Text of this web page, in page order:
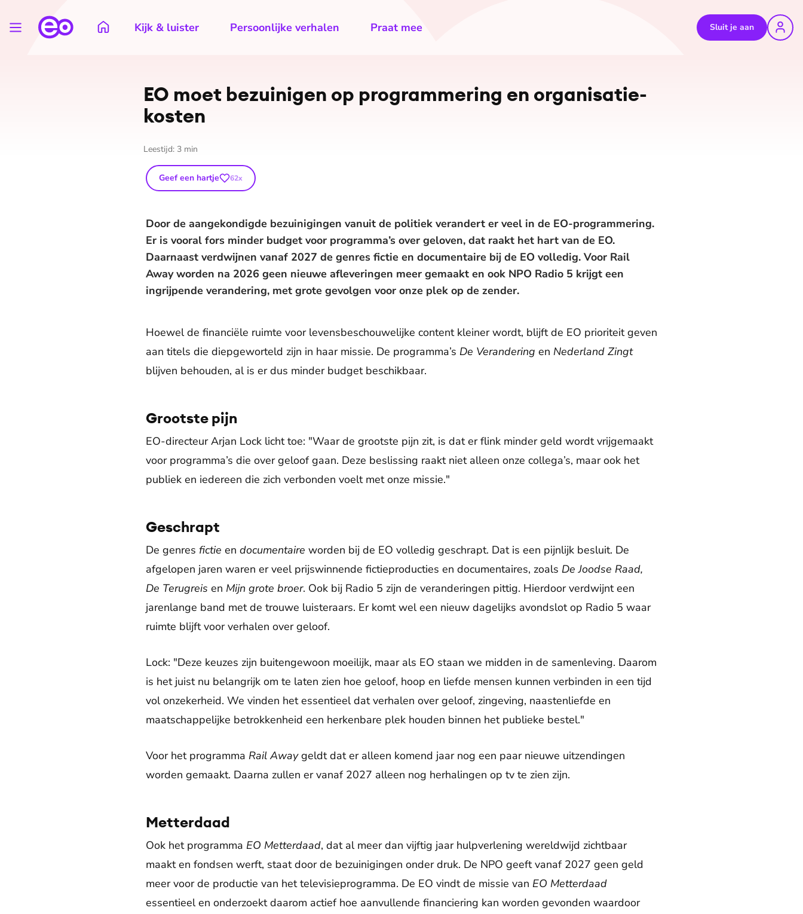
Kijk & luister Persoonlijke verhalen Praat mee Sluit je aan
EO moet bezuinigen op pro­gram­me­ring en or­ga­ni­sa­tie­
kos­ten
Leestijd: 3 min
Geef een hartje 62x
Door de aangekondigde bezuinigingen vanuit de politiek verandert er veel in de EO-programmering.
Er is vooral fors minder budget voor programma’s over geloven, dat raakt het hart van de EO.
Daarnaast verdwijnen vanaf 2027 de genres fictie en documentaire bij de EO volledig. Voor Rail
Away worden na 2026 geen nieuwe afleveringen meer gemaakt en ook NPO Radio 5 krijgt een
ingrijpende verandering, met grote gevolgen voor onze plek op de zender.
Hoewel de financiële ruimte voor levensbeschouwelijke content kleiner wordt, blijft de EO prioriteit geven
aan titels die diepgeworteld zijn in haar missie. De programma’s De Verandering en Nederland Zingt
blijven behouden, al is er dus minder budget beschikbaar.
Grootste pijn
EO-directeur Arjan Lock licht toe: "Waar de grootste pijn zit, is dat er flink minder geld wordt vrijgemaakt
voor programma’s die over geloof gaan. Deze beslissing raakt niet alleen onze collega’s, maar ook het
publiek en iedereen die zich verbonden voelt met onze missie."
Geschrapt
De genres fictie en documentaire worden bij de EO volledig geschrapt. Dat is een pijnlijk besluit. De
afgelopen jaren waren er veel prijswinnende fictieproducties en documentaires, zoals De Joodse Raad,
De Terugreis en Mijn grote broer. Ook bij Radio 5 zijn de veranderingen pittig. Hierdoor verdwijnt een
jarenlange band met de trouwe luisteraars. Er komt wel een nieuw dagelijks avondslot op Radio 5 waar
ruimte blijft voor verhalen over geloof.
Lock: "Deze keuzes zijn buitengewoon moeilijk, maar als EO staan we midden in de samenleving. Daarom
is het juist nu belangrijk om te laten zien hoe geloof, hoop en liefde mensen kunnen verbinden in een tijd
vol onzekerheid. We vinden het essentieel dat verhalen over geloof, zingeving, naastenliefde en
maatschappelijke betrokkenheid een herkenbare plek houden binnen het publieke bestel."
Voor het programma Rail Awaygeldt dat er alleen komend jaar nog een paar nieuwe uitzendingen
worden gemaakt. Daarna zullen er vanaf 2027 alleen nog herhalingen op tv te zien zijn.
Metterdaad
Ook het programma EO Metterdaad, dat al meer dan vijftig jaar hulpverlening wereldwijd zichtbaar
maakt en fondsen werft, staat door de bezuinigingen onder druk. De NPO geeft vanaf 2027 geen geld
meer voor de productie van het televisieprogramma. De EO vindt de missie van EO Metterdaad
essentieel en onderzoekt daarom actief hoe aanvullende financiering kan worden gevonden waardoor